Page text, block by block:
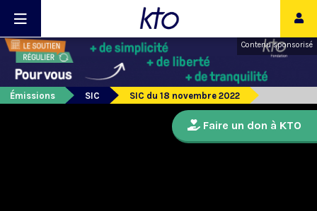
Contenu sponsorisé
Émissions SIC SIC du 18 novembre 2022
Faire un don à KTO